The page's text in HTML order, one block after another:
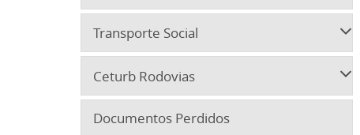
Transporte Social
Ceturb Rodovias
Documentos Perdidos